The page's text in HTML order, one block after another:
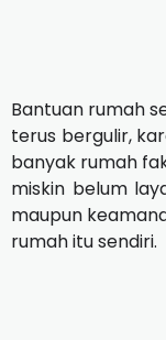
Bantuan rumah
terus bergulir,
banyak rumah
miskin belum
maupun
rumah itu sendiri.